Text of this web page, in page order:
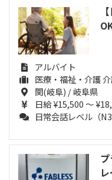
アルバイト
医療・福祉・介護
関(岐阜) / 岐阜県
日給 ¥15,500 ～
日常会話レベル（N3